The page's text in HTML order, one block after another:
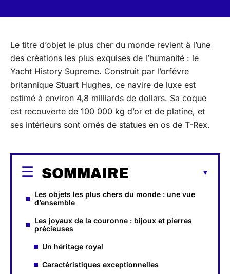
Le titre d’objet le plus cher du monde revient à l’une
des créations les plus exquises de l’humanité : le
Yacht History Supreme. Construit par l’orfèvre
britannique Stuart Hughes, ce navire de luxe est
estimé à environ 4,8 milliards de dollars. Sa coque
est recouverte de 100 000 kg d’or et de platine, et
ses intérieurs sont ornés de statues en os de T-Rex.
SOMMAIRE
Les objets les plus chers du monde : une vue
d’ensemble
Les joyaux de la couronne : bijoux et pierres
précieuses
Un héritage royal
Caractéristiques exceptionnelles